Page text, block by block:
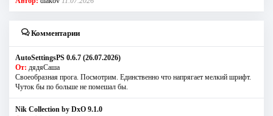
Комментарии
AutoSettingsPS 0.6.7 (26.07.2026)
От: дядяСаша
Своеобразная прога. Посмотрим. Единственно что напрягает мелкий шрифт.
Чуток бы по больше не помешал бы.
Nik Collection by DxO 9.1.0